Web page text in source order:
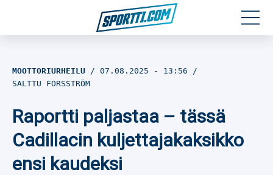
Jalkapallo
Yleisurheilu
MOOTTORIURHEILU 07.08.2025 - 13:56
SALTTU FORSSTRÖM
Raportti paljastaa – tässä
Cadillacin kuljettajakaksikko
ensi kaudeksi